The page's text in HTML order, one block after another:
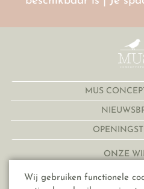
Wij gebruiken functionele
MUS
ONZE
3511